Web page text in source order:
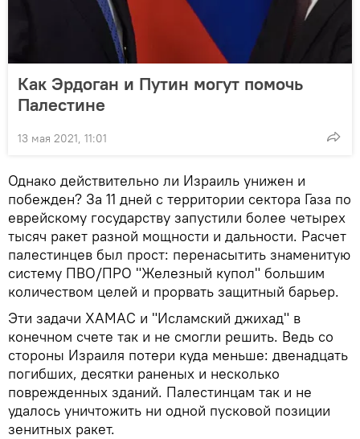
Как Эрдоган и Путин могут помочь
Палестине
13 мая 2021, 11:01
Однако действительно ли Израиль унижен и
побежден? За 11 дней с территории сектора Газа по
еврейскому государству запустили более четырех
тысяч ракет разной мощности и дальности. Расчет
палестинцев был прост: перенасытить знаменитую
систему ПВО/ПРО "Железный купол" большим
количеством целей и прорвать защитный барьер.
Эти задачи ХАМАС и "Исламский джихад" в
конечном счете так и не смогли решить. Ведь со
стороны Израиля потери куда меньше: двенадцать
погибших, десятки раненых и несколько
поврежденных зданий. Палестинцам так и не
удалось уничтожить ни одной пусковой позиции
зенитных ракет.